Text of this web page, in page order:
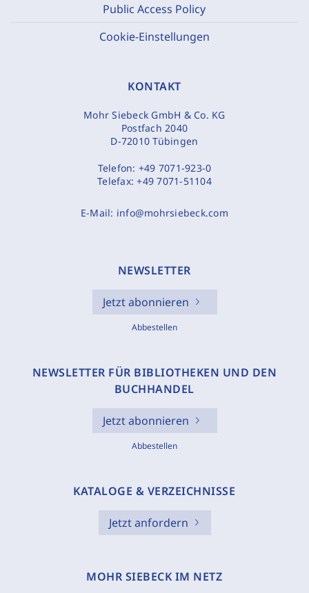
Public Access Policy
Cookie-Einstellungen
KONTAKT
Mohr Siebeck GmbH & Co. KG
Postfach 2040
D-72010 Tübingen
Telefon: +49 7071-923-0
Telefax:+49 7071-51104
E-Mail: info@mohrsiebeck.com
NEWSLETTER
Jetzt abonnieren
Abbestellen
NEWSLETTER FÜR BIBLIOTHEKEN UND DEN
BUCHHANDEL
Jetzt abonnieren
Abbestellen
KATALOGE & VERZEICHNISSE
Jetzt anfordern
MOHR SIEBECK IM NETZ